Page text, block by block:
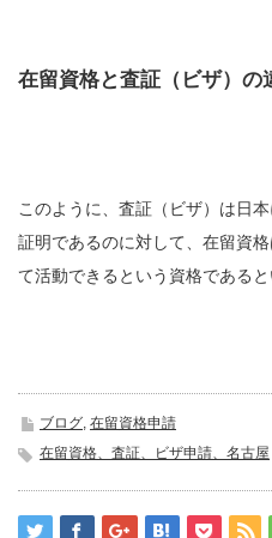
在留資格と査証（ビザ）の
このように、査証（ビザ）は日
証明であるのに対して、在留資
て活動できるという資格であると
ブログ, 在留資格申請
在留資格、査証、ビザ申請、名古屋